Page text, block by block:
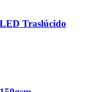
Traslúcido